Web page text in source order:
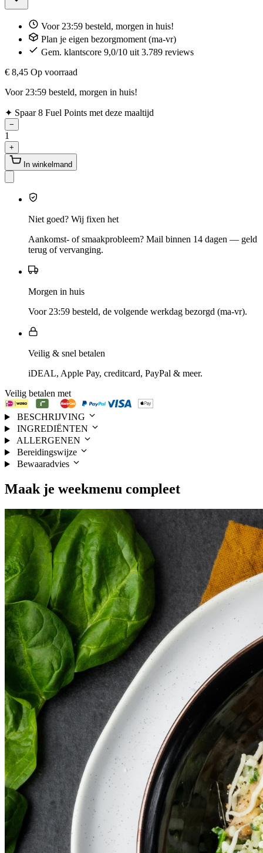
Voor 23:59 besteld, morgen in huis!
Plan je eigen bezorgmoment (ma-vr)
Gem. klantscore 9,0/10 uit 3.789 reviews
€ 8,45 Op voorraad
Voor 23:59 besteld, morgen in huis!
✦ Spaar 8 Fuel Points met deze maaltijd
−
1
+
In winkelmand
Niet goed? Wij fixen het
Aankomst- of smaakprobleem? Mail binnen 14 dagen — geld
terug of vervanging.
Morgen in huis
Voor 23:59 besteld, de volgende werkdag bezorgd (ma-vr).
Veilig & snel betalen
iDEAL, Apple Pay, creditcard, PayPal & meer.
Veilig betalen met
BESCHRIJVING
INGREDIËNTEN
ALLERGENEN
Bereidingswijze
Bewaaradvies
Maak je weekmenu compleet